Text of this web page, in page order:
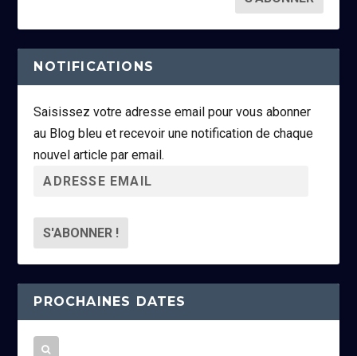
NOTIFICATIONS
Saisissez votre adresse email pour vous abonner
au Blog bleu et recevoir une notification de chaque
nouvel article par email.
r
s
s
e
m
PROCHAINES DATES